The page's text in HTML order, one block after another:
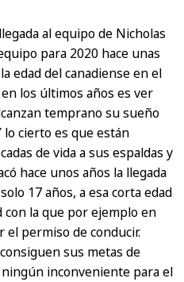
al equipo de Nicholas
para 2020 hace unas
edad del canadiense en el
los últimos años es ver
temprano su sueño
lo cierto es que están
de vida a sus espaldas y
hace unos años la llegada
17 años, a esa corta edad
con la que por ejemplo en
el permiso de conducir.
sus metas de
inconveniente para el